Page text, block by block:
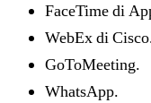
FaceTime di
WebEx di
GoToMeeting.
WhatsApp.